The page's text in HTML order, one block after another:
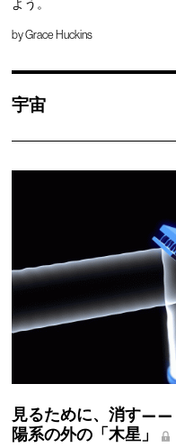
よう。
byGrace Huckins
宇宙
見るために、消す——
陽系の外の「木星」